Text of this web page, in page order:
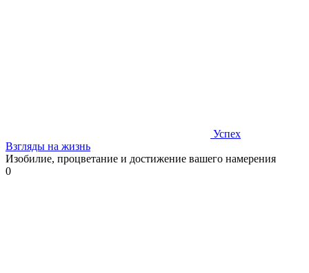
Успех
Взгляды на жизнь
Изобилие, процветание и достижение вашего намерения
0